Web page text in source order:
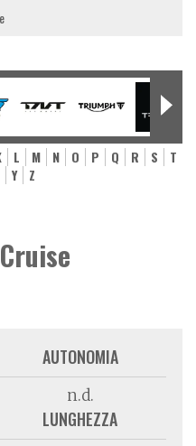
L M N O P Q R S
T
Y Z
AUTONOMIA
n.d.
LUNGHEZZA